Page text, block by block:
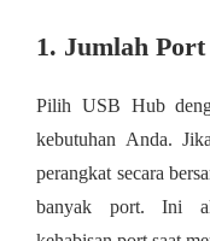
1. Jumlah Port
Pilih USB Hub
kebutuhan Anda.
perangkat secara
banyak port. Ini